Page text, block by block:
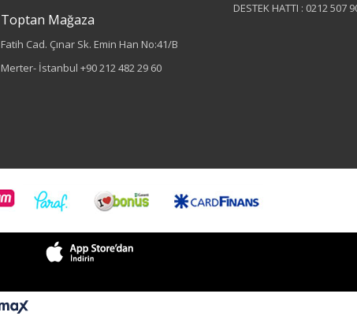
Sezon : KIŞLIK
Siyah
Toptan Mağaza
Fatih Cad. Çınar Sk. Emin Han No:41/B
Merter- İstanbul +90 212 482 29 60
DESTEK HATTI : 0212 507